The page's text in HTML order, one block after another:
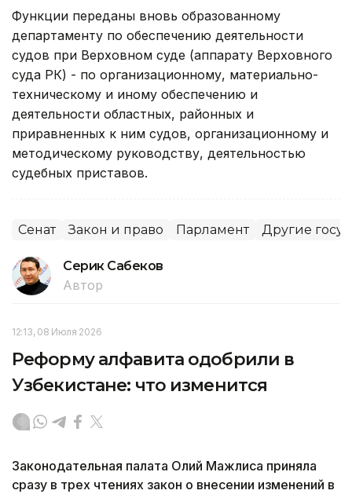
Функции переданы вновь образованному
департаменту по обеспечению деятельности
судов при Верховном суде (аппарату Верховного
суда РК) - по организационному, материально-
техническому и иному обеспечению и
деятельности областных, районных и
приравненных к ним судов, организационному и
методическому руководству, деятельностью
судебных приставов.
Сенат Закон и право Парламент Другие
Серик Сабеков
Автор
12:13, 08 Июля 2026
Реформу алфавита одобрили в
Узбекистане: что изменится
Законодательная палата Олий Мажлиса приняла
сразу в трех чтениях закон о внесении изменений в